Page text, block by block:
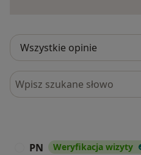
Szukaj w opiniach
PN Weryfikacja wizyty